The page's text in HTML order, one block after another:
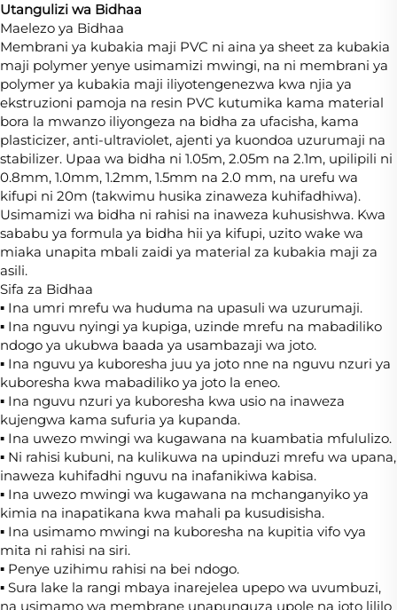
Utangulizi wa Bidhaa
Maelezo ya Bidhaa
Membrani ya kubakia maji PVC ni aina ya sheet za kubakia
maji polymer yenye usimamizi mwingi, na ni membrani ya
polymer ya kubakia maji iliyotengenezwa kwa njia ya
ekstruzioni pamoja na resin PVC kutumika kama material
bora la mwanzo iliyongeza na bidha za ufacisha, kama
plasticizer, anti-ultraviolet, ajenti ya kuondoa uzurumaji na
stabilizer. Upaa wa bidha ni 1.05m, 2.05m na 2.1m, upilipili ni
0.8mm, 1.0mm, 1.2mm, 1.5mm na 2.0 mm, na urefu wa
kifupi ni 20m (takwimu husika zinaweza kuhifadhiwa).
Usimamizi wa bidha ni rahisi na inaweza kuhusishwa. Kwa
sababu ya formula ya bidha hii ya kifupi, uzito wake wa
miaka unapita mbali zaidi ya material za kubakia maji za
asili.
Sifa za Bidhaa
▪ Ina umri mrefu wa huduma na upasuli wa uzurumaji.
▪ Ina nguvu nyingi ya kupiga, uzinde mrefu na mabadiliko
ndogo ya ukubwa baada ya usambazaji wa joto.
▪ Ina nguvu ya kuboresha juu ya joto nne na nguvu nzuri ya
kuboresha kwa mabadiliko ya joto la eneo.
▪ Ina nguvu nzuri ya kuboresha kwa usio na inaweza
kujengwa kama sufuria ya kupanda.
▪ Ina uwezo mwingi wa kugawana na kuambatia mfululizo.
▪ Ni rahisi kubuni, na kulikuwa na upinduzi mrefu wa upana,
inaweza kuhifadhi nguvu na inafanikiwa kabisa.
▪ Ina uwezo mwingi wa kugawana na mchanganyiko ya
kimia na inapatikana kwa mahali pa kusudisisha.
▪ Ina usimamo mwingi na kuboresha na kupitia vifo vya
mita ni rahisi na siri.
▪ Penye uzihimu rahisi na bei ndogo.
▪ Sura lake la rangi mbaya inarejelea upepo wa uvumbuzi,
na usimamo wa membrane unapunguza upole na joto lililo